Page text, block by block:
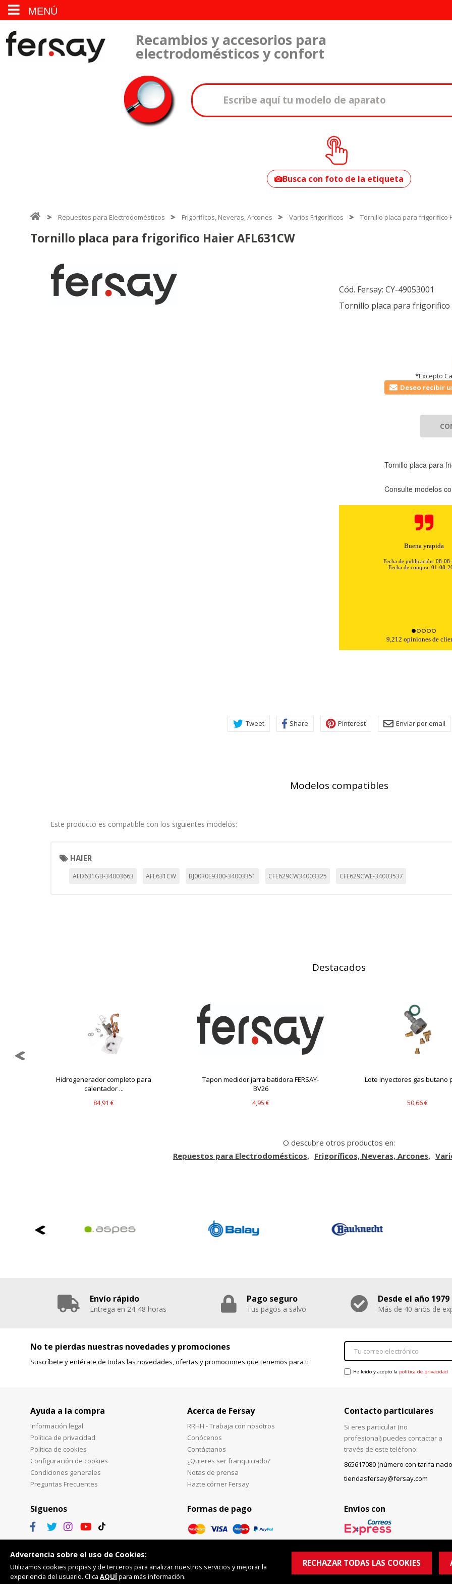
MENÚ
Recambios y accesorios para
electrodomésticos y confort
tu modelo?
Busca con foto de la etiqueta
Repuestos para Electrodomésticos Frigoríficos, Neveras, Arcones Varios Frigoríficos Tornillo placa para frigorifico
Tornillo placa para frigorifico Haier AFL631CW
Cód. Fersay: CY-49053001
Tornillo placa para frigorifico
*Excepto
Deseo recibir
Tornillo placa para
Consulte modelos
Buena yrapida
Fecha de publicación: 08-
Fecha de compra: 01-08-
9,212 opiniones de
Tweet Share Pinterest Enviar por email
Modelos compatibles
Este producto es compatible con los siguientes modelos:
HAIER
AFD631GB-34003663 AFL631CW BJ00R0E9300-34003351 CFE629CW34003325 CFE629CWE-34003537
Destacados
Hidrogenerador completo para
calentador ...
84,91 €
Tapon medidor jarra batidora FERSAY-
BV26
4,95 €
Lote inyectores gas butano
50,66 €
O descubre otros productos en:
Repuestos para Electrodomésticos
Frigoríficos, Neveras, Arcones
Envío rápido
Entrega en 24-48 horas
Pago seguro
Tus pagos a salvo
Desde el año 1979
Más de 40 años de
No te pierdas nuestras novedades y promociones
Suscríbete y entérate de todas las novedades, ofertas y promociones que tenemos para ti
He leído y acepto la política de privacidad
Ayuda a la compra
Información legal
Política de privacidad
Política de cookies
Configuración de cookies
Condiciones generales
Preguntas Frecuentes
Acerca de Fersay
RRHH - Trabaja con nosotros
Conócenos
Contáctanos
¿Quieres ser franquiciado?
Notas de prensa
Hazte córner Fersay
Contacto particulares
Si eres particular (no
profesional) puedes contactar a
través de este teléfono:
865617080 (número con tarifa
tiendasfersay@fersay.com
Síguenos Formas de pago Envíos con
Advertencia sobre el uso de Cookies:
Utilizamos cookies propias y de terceros para analizar nuestros servicios y mejorar la
experiencia del usuario. Clica AQUÍpara más información.
RECHAZAR TODAS LAS COOKIES
Estas cookies son necesarias para que el sitio web funcione y no se pueden desactivar en nuestros
Cookies Utilizadas: